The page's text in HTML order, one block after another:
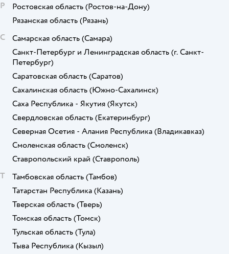
Р
Ростовская область (Ростов-на-Дону)
Рязанская область (Рязань)
С
Самарская область (Самара)
Санкт-Петербург и Ленинградская область (г. Санкт-
Петербург)
Саратовская область (Саратов)
Сахалинская область (Южно-Сахалинск)
Саха Республика - Якутия (Якутск)
Свердловская область (Екатеринбург)
Северная Осетия - Алания Республика (Владикавказ)
Смоленская область (Смоленск)
Ставропольский край (Ставрополь)
Т
Тамбовская область (Тамбов)
Татарстан Республика (Казань)
Тверская область (Тверь)
Томская область (Томск)
Тульская область (Тула)
Тыва Республика (Кызыл)